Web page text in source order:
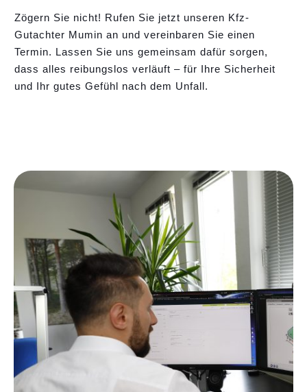
Zögern Sie nicht! Rufen Sie jetzt unseren Kfz-
Gutachter Mumin an und vereinbaren Sie einen
Termin. Lassen Sie uns gemeinsam dafür sorgen,
dass alles reibungslos verläuft – für Ihre Sicherheit
und Ihr gutes Gefühl nach dem Unfall.